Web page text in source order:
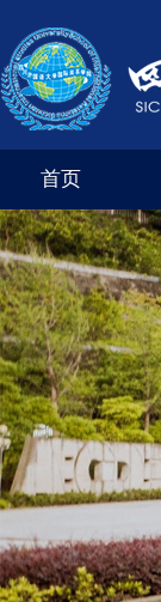
首页
学院风采